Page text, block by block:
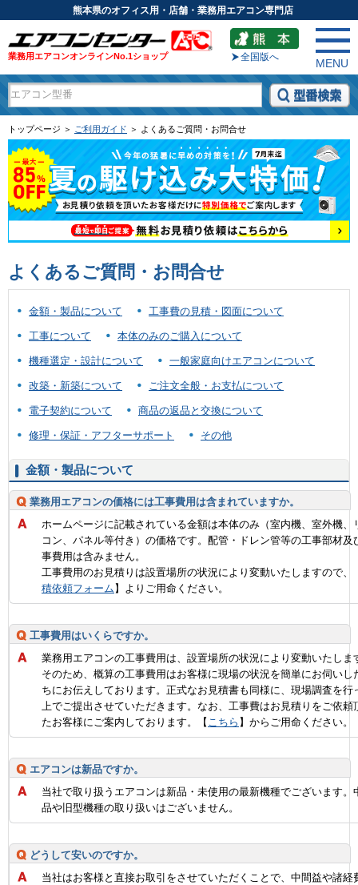
熊本県のオフィス用・店舗・業務用エアコン専門店
業務用エアコンオンラインNo.1ショップ 全国版へ
MENU
トップページ ＞ ご利用ガイド ＞ よくあるご質問・お問合せ
よくあるご質問・お問合せ
金額・製品について 工事費の見積・図面について
工事について 本体のみのご購入について
機種選定・設計について 一般家庭向けエアコンについて
改築・新築について ご注文全般・お支払について
電子契約について 商品の返品と交換について
修理・保証・アフターサポート その他
金額・製品について
業務用エアコンの価格には工事費用は含まれていますか。
ホームページに記載されている金額は本体のみ（室内機、室外機、
コン、パネル等付き）の価格です。配管・ドレン管等の工事部材及
事費用は含みません。
工事費用のお見積りは設置場所の状況により変動いたしますので、
積依頼フォーム】よりご用命ください。
工事費用はいくらですか。
業務用エアコンの工事費用は、設置場所の状況により変動いたしま
そのため、概算の工事費用はお客様に現場の状況を簡単にお伺いし
ちにお伝えしております。正式なお見積書も同様に、現場調査を行
上でご提出させていただきます。なお、工事費はお見積りをご依頼
たお客様にご案内しております。【 こちら 】からご用命ください。
エアコンは新品ですか。
当社で取り扱うエアコンは新品・未使用の最新機種でございます。
品や旧型機種の取り扱いはございません。
どうして安いのですか。
当社はお客様と直接お取引をさせていただくことで、中間益や諸経